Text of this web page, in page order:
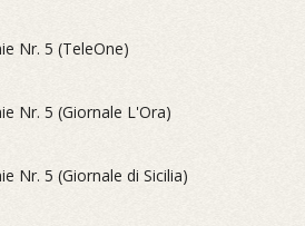
Nr. 5 (TeleOne)
Nr. 5 (Giornale L'Ora)
Nr. 5 (Giornale di Sicilia)